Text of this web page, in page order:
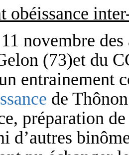
obéissance
novembre
(73)et du
entrainement
de
préparation
d’autres